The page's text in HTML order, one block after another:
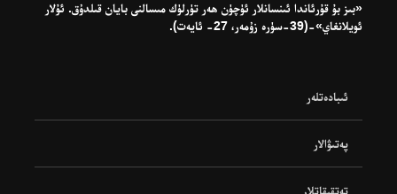
«بىز بۇ قۇرئاندا ئىنسانلار ئۈچۈن ھەر تۈرلۈك مىسالنى بايان قىلدۇق. ئۇلار
ئويلانغاي»-(39-سۈرە زۇمەر، 27- ئايەت).
ئىبادەتلەر
پەتىۋالار
تەتقىقاتلار